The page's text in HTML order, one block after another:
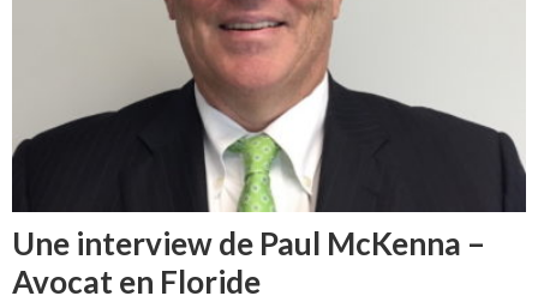
Une interview de Paul McKenna –
Avocat en Floride